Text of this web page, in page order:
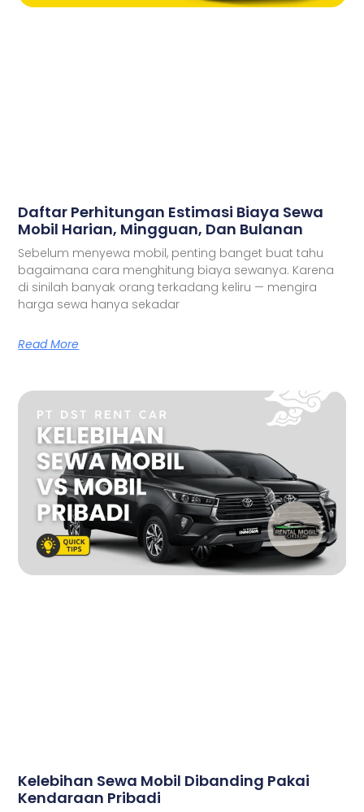
Daftar Perhitungan Estimasi Biaya Sewa
Mobil Harian, Mingguan, Dan Bulanan
Sebelum menyewa mobil, penting banget buat tahu
bagaimana cara menghitung biaya sewanya. Karena
di sinilah banyak orang terkadang keliru — mengira
harga sewa hanya sekadar
Read More
Kelebihan Sewa Mobil Dibanding Pakai
Kendaraan Pribadi